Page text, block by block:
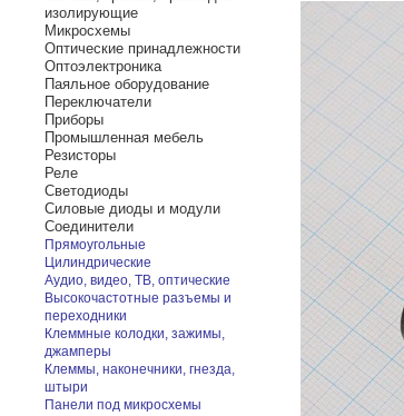
изолирующие
Микросхемы
Оптические принадлежности
Оптоэлектроника
Паяльное оборудование
Переключатели
Приборы
Промышленная мебель
Резисторы
Реле
Светодиоды
Силовые диоды и модули
Соединители
Прямоугольные
Цилиндрические
Аудио, видео, ТВ, оптические
Высокочастотные разъемы и
переходники
Клеммные колодки, зажимы,
джамперы
Клеммы, наконечники, гнезда,
штыри
Панели под микросхемы